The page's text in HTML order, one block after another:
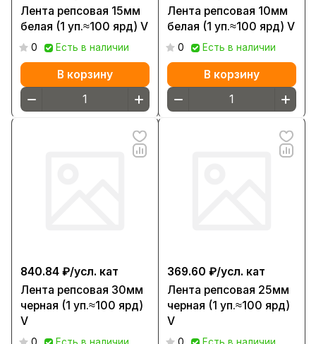
Лента репсовая 15мм
белая (1 уп.≈100 ярд) V
0 Есть в наличии
В корзину
Лента репсовая 10мм
белая (1 уп.≈100 ярд) V
0 Есть в наличии
В корзину
840.84 ₽/усл. кат
Лента репсовая 30мм
черная (1 уп.≈100 ярд)
V
369.60 ₽/усл. кат
Лента репсовая 25мм
черная (1 уп.≈100 ярд)
V